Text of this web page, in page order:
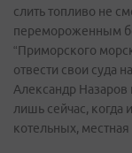
слить топливо не
перемороженным
“Приморского
отвести свои суда
Александр Назаров
лишь сейчас,
котельных,